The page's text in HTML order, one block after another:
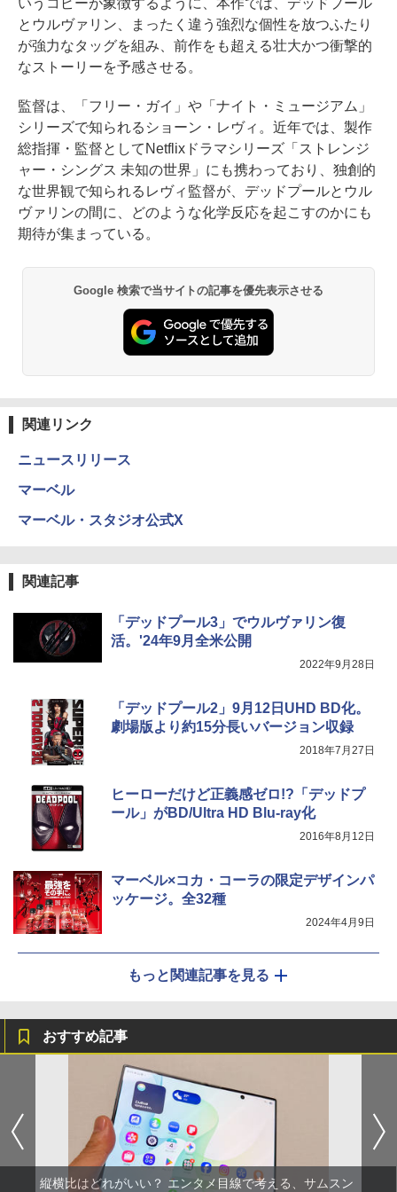
いうコピーが象徴するように、本作では、デッドプール
とウルヴァリン、まったく違う強烈な個性を放つふたり
が強力なタッグを組み、前作をも超える壮大かつ衝撃的
なストーリーを予感させる。
監督は、「フリー・ガイ」や「ナイト・ミュージアム」
シリーズで知られるショーン・レヴィ。近年では、製作
総指揮・監督としてNetflixドラマシリーズ「ストレンジ
ャー・シングス 未知の世界」にも携わっており、独創的
な世界観で知られるレヴィ監督が、デッドプールとウル
ヴァリンの間に、どのような化学反応を起こすのかにも
期待が集まっている。
Google 検索で当サイトの記事を優先表示させる
関連リンク
ニュースリリース
マーベル
マーベル・スタジオ公式X
関連記事
「デッドプール3」でウルヴァリン復
活。'24年9月全米公開
2022年9月28日
「デッドプール2」9月12日UHD BD化。
劇場版より約15分長いバージョン収録
2018年7月27日
ヒーローだけど正義感ゼロ!?「デッドプ
ール」がBD/Ultra HD Blu-ray化
2016年8月12日
マーベル×コカ・コーラの限定デザインパ
ッケージ。全32種
2024年4月9日
もっと関連記事を見る
おすすめ記事
縦横比はどれがいい？ エンタメ目線で考える、サムスン